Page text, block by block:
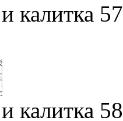
калитка 57
калитка 58